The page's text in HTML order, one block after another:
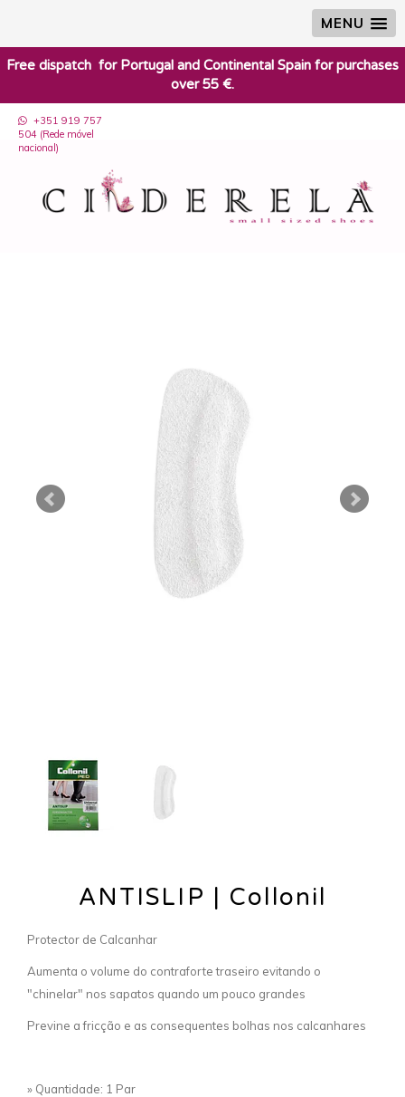
MENU
​Free dispatch for Portugal and Continental Spain for purchases
over 55 €.
+351 919 757
504 (Rede móvel
nacional)
ANTISLIP | Collonil
Protector de Calcanhar
Aumenta o volume do contraforte traseiro evitando o
"chinelar" nos sapatos quando um pouco grandes
Previne a fricção e as consequentes bolhas nos calcanhares
» Quantidade: 1 Par